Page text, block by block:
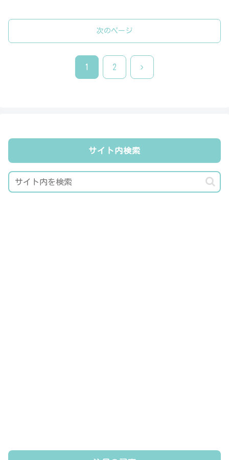
次のページ
1 2 次
サイト内検索